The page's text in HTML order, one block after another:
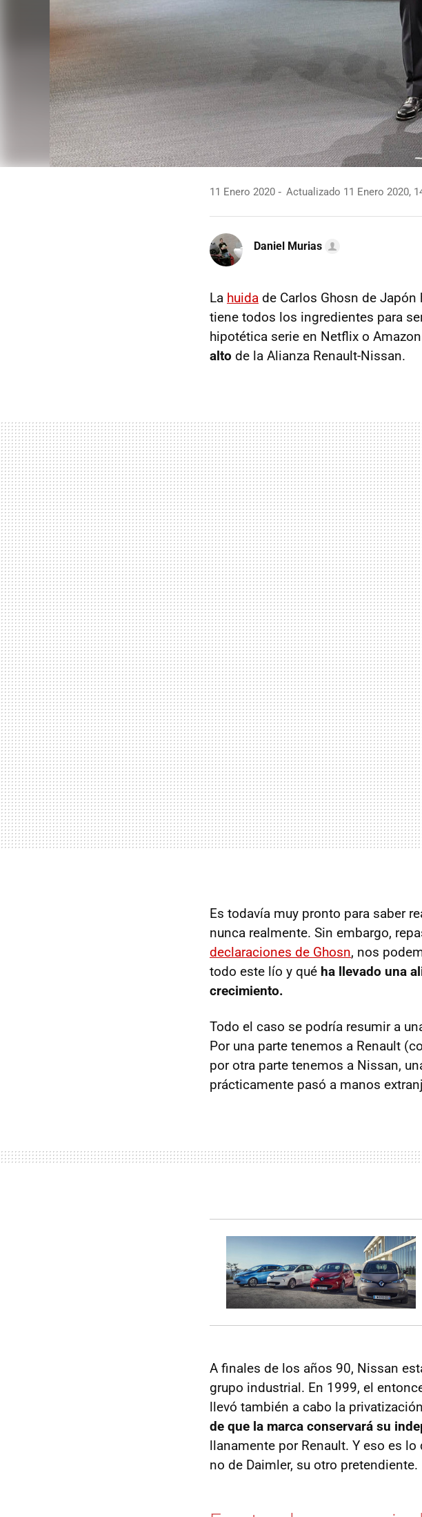
11 Enero 2020 Actualizado 11 Enero 2020,
Daniel Murias
La huida de Carlos Ghosn de
tiene todos los ingredientes para
hipotética serie en Netflix o
alto de la Alianza Renault-Nissan.
Es todavía muy pronto para saber
nunca realmente. Sin embargo,
declaraciones de Ghosn, nos
todo este lío y qué ha llevado una
crecimiento.
Todo el caso se podría resumir a
Por una parte tenemos a Renault
por otra parte tenemos a Nissan,
prácticamente pasó a manos
A finales de los años 90, Nissan
grupo industrial. En 1999, el
llevó también a cabo la
de que la marca conservará su
llanamente por Renault. Y eso es
no de Daimler, su otro pretendiente.